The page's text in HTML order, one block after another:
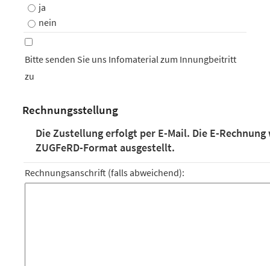
ja
nein
Bitte senden Sie uns Infomaterial zum Innungbeitritt
zu
Rechnungsstellung
Die Zustellung erfolgt per E-Mail. Die E-
ZUGFeRD-Format ausgestellt.
Rechnungsanschrift (falls abweichend):